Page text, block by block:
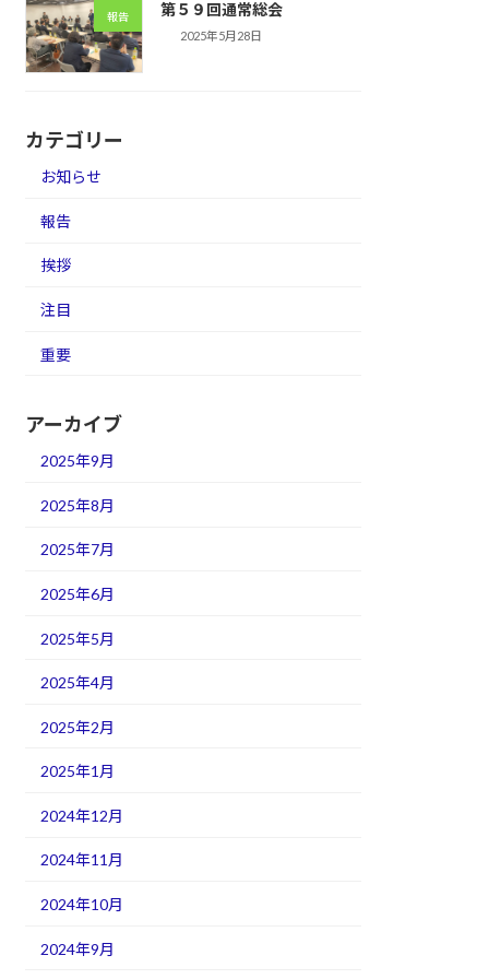
報告 第５９回通常総会
2025年5月28日
カテゴリー
お知らせ
報告
挨拶
注目
重要
アーカイブ
2025年9月
2025年8月
2025年7月
2025年6月
2025年5月
2025年4月
2025年2月
2025年1月
2024年12月
2024年11月
2024年10月
2024年9月